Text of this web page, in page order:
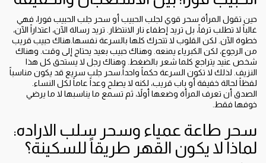
حين تقول المرأة سحر قوي لجلب الحبيب أو سحر جلب الحبيب فورا، فهي
غالباً لا تطلب ترفاً، بل تريد إطفاء نار الانتظار. تريد رسالة الآن، اعتذاراً الآن،
خطوة الآن. لكن القلوب لا تتحرك كلها بالسرعة نفسها.هناك حبيب قريب
من الرجوع، لكن الكبرياء يمنعه. وهناك حبيب بعيد يحتاج إلى وقت. وهناك
شخص عنيد يتراجع كلما شعر بالضغط. وهناك رجل لا يستحق كل هذا
النزيف. لذلك لا تكون السرعة حكماً واحداً.سحر جلب سريع قد يكون مناسباً
لفظاً لحالة خفيفة أو باب قريب، لكنه لا يصلح وعداً عاماً لكل النساء.
الصدق أن تعرف المرأة وضعها أولاً، ثم تسمع ما يناسبها لا ما يرضي
خوفها فقط.
سحر طاعة عمياء وسحر سلب الاراده:
لماذا لا يكون القهر طريقاً للسكينة؟